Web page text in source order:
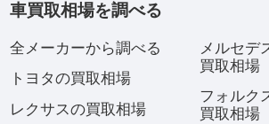
車買取相場を調べる
全メーカーから調べる
トヨタの買取相場
レクサスの買取相場
メルセデ
買取相場
フォルク
買取相場